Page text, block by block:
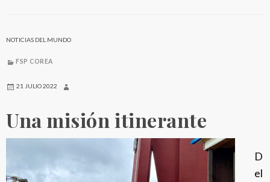
r
D
NOTICIAS DEL MUNDO
FSP COREA
21 JULIO 2022
Una misión itinerante
D
el